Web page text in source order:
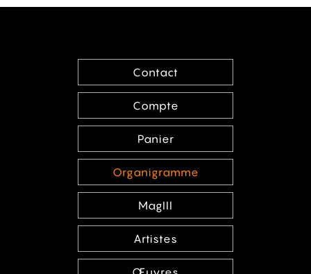
Contact
Compte
Panier
Organigramme
MagIII
Artistes